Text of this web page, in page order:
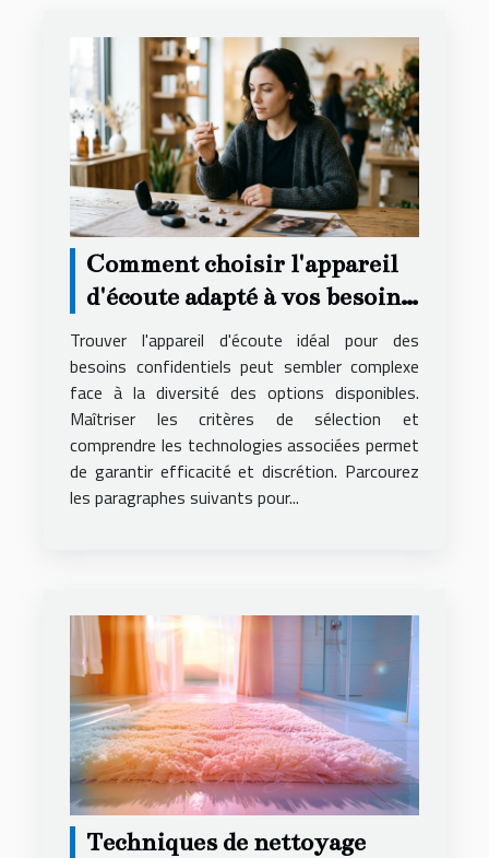
Comment choisir l'appareil
d'écoute adapté à vos besoins
secrets ?
Trouver l'appareil d'écoute idéal pour des
besoins confidentiels peut sembler complexe
face à la diversité des options disponibles.
Maîtriser les critères de sélection et
comprendre les technologies associées permet
de garantir efficacité et discrétion. Parcourez
les paragraphes suivants pour...
Techniques de nettoyage